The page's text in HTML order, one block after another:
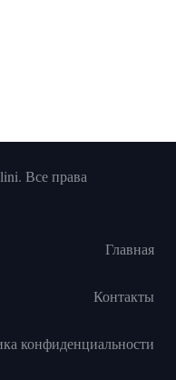
Все права
Главная
Контакты
конфиденциальности